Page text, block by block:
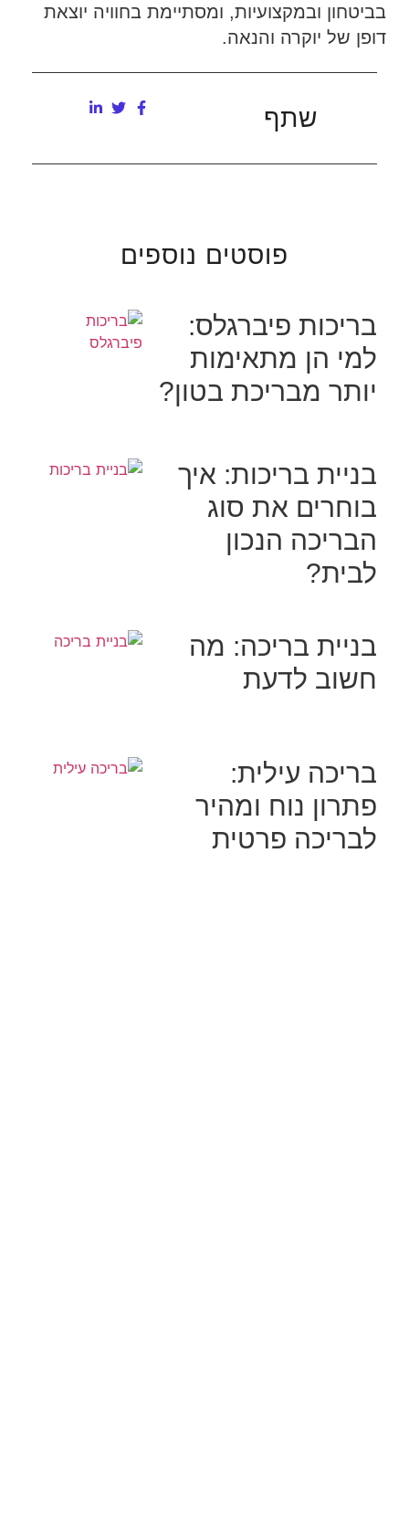
בביטחון ובמקצועיות, ומסתיימת בחוויה יוצאת
דופן של יוקרה והנאה.
שתף
פוסטים נוספים
בריכות פיברגלס:
למי הן מתאימות
יותר מבריכת בטון?
בניית בריכות: איך
בוחרים את סוג
הבריכה הנכון
לבית?
בניית בריכה: מה
חשוב לדעת
בריכה עילית:
פתרון נוח ומהיר
לבריכה פרטית